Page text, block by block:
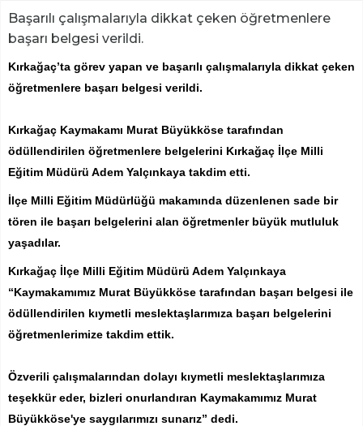
Başarılı çalışmalarıyla dikkat çeken öğretmenlere
başarı belgesi verildi.
Kırkağaç’ta görev yapan ve başarılı çalışmalarıyla dikkat çeken
öğretmenlere başarı belgesi verildi.
Kırkağaç Kaymakamı Murat Büyükköse tarafından
ödüllendirilen öğretmenlere belgelerini Kırkağaç İlçe Milli
Eğitim Müdürü Adem Yalçınkaya takdim etti.
İlçe Milli Eğitim Müdürlüğü makamında düzenlenen sade bir
tören ile başarı belgelerini alan öğretmenler büyük mutluluk
yaşadılar.
Kırkağaç İlçe Milli Eğitim Müdürü Adem Yalçınkaya
“Kaymakamımız Murat Büyükköse tarafından başarı belgesi ile
ödüllendirilen kıymetli meslektaşlarımıza başarı belgelerini
öğretmenlerimize takdim ettik.
Özverili çalışmalarından dolayı kıymetli meslektaşlarımıza
teşekkür eder, bizleri onurlandıran Kaymakamımız Murat
Büyükköse'ye saygılarımızı sunarız” dedi.